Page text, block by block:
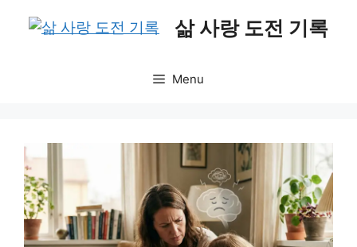
삶 사랑 도전 기록
Menu